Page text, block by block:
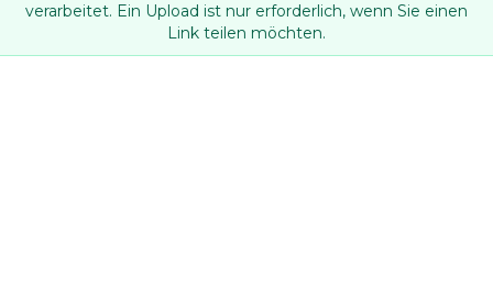
verarbeitet. Ein Upload ist nur erforderlich, wenn Sie einen
Link teilen möchten.